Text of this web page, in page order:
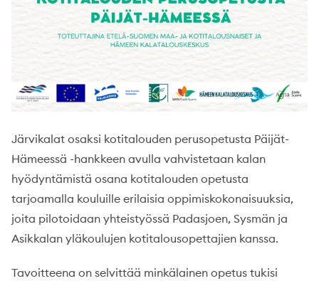
Järvikalat osaksi kotitalouden perusopetusta Päijät-
Hämeessä -hankkeen avulla vahvistetaan kalan
hyödyntämistä osana kotitalouden opetusta
tarjoamalla kouluille erilaisia oppimiskokonaisuuksia,
joita pilotoidaan yhteistyössä Padasjoen, Sysmän ja
Asikkalan yläkoulujen kotitalousopettajien kanssa.
Tavoitteena on selvittää minkälainen opetus tukisi